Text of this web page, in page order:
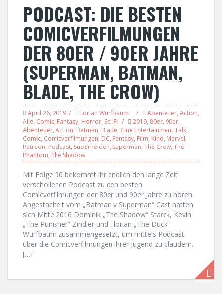
PODCAST: DIE BESTEN
COMICVERFILMUNGEN
DER 80ER / 90ER JAHRE
(SUPERMAN, BATMAN,
BLADE, THE CROW)
April 26, 2019 Florian Wurfbaum Abenteuer, Action,
Alle, Comic, Fantasy, Horror, Sci-Fi 2019, 80er, 90er,
Abenteuer, Action, Batman, Blade, Cine Entertainment Talk,
Comic, Comicverfilmungen, DC, Fantasy, Film, Kino, Marvel,
Patreon, Podcast, Superhelden, Superman, The Crow, The
Phantom, The Shadow
Mit Folge 90 bekommt ihr endlich den lange Zeit
verschollenen Podcast zu den besten
Comicverfilmungen der 80er und 90er Jahre zu hören.
Angestachelt vom „Batman v Superman“ Cast hatten
sich Mitte 2016 Dominik „The Shadow“ Starck, Kevin
„The Punisher“ Zindler und Florian „The Duck“
Wurfbaum zusammengesetzt, um mittels Podcast
über die Comicverfilmungen ihrer Jugend zu plaudern.
[…]